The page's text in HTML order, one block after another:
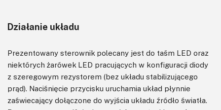
Działanie układu
Prezentowany sterownik polecany jest do taśm LED oraz
niektórych żarówek LED pracujących w konfiguracji diody
z szeregowym rezystorem (bez układu stabilizującego
prąd). Naciśnięcie przycisku uruchamia układ płynnie
zaświecający dołączone do wyjścia układu źródło światła.